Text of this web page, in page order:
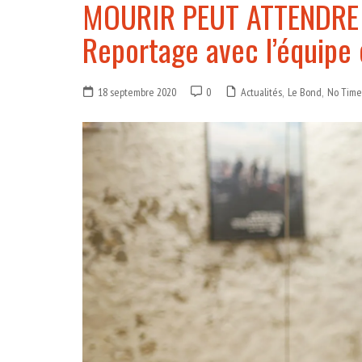
MOURIR PEUT
Reportage avec
18 septembre 2020 0 Actualités, Le Bond, No